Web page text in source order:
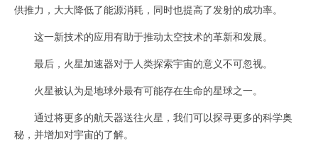
供推力，大大降低了能源消耗，同时也提高了发射的成功率。
这一新技术的应用有助于推动太空技术的革新和发展。
最后，火星加速器对于人类探索宇宙的意义不可忽视。
火星被认为是地球外最有可能存在生命的星球之一。
通过将更多的航天器送往火星，我们可以探寻更多的科学奥
秘，并增加对宇宙的了解。